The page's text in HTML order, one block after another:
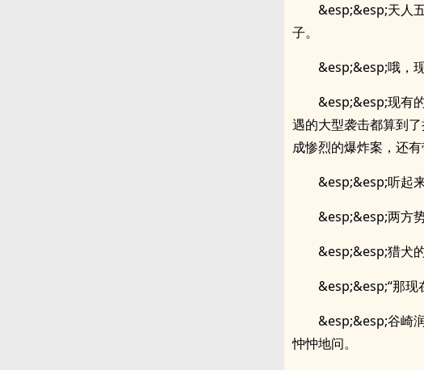
&esp;&esp;天人
子。
&esp;&esp;哦，
&esp;&esp;现有
遇的大型袭击都算到
成惨烈的爆炸案，还有
&esp;&esp;听起
&esp;&esp;两方
&esp;&esp;猎犬
&esp;&esp;“那现
&esp;&esp;谷崎
忡忡地问。